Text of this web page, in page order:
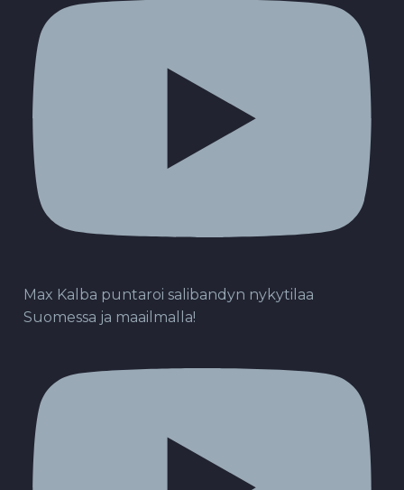
Max Kalba puntaroi salibandyn nykytilaa
Suomessa ja maailmalla!